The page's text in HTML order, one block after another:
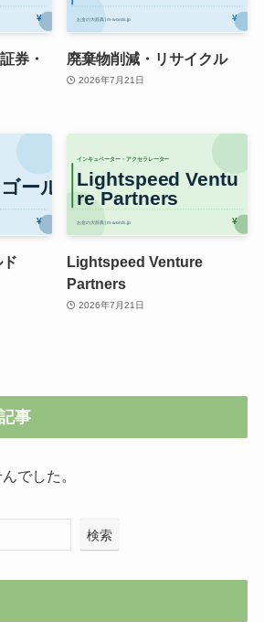
券・
廃棄物削減・リサイクル
2026年7月21日
Lightspeed Venture
Partners
2026年7月21日
事
でした。
検索